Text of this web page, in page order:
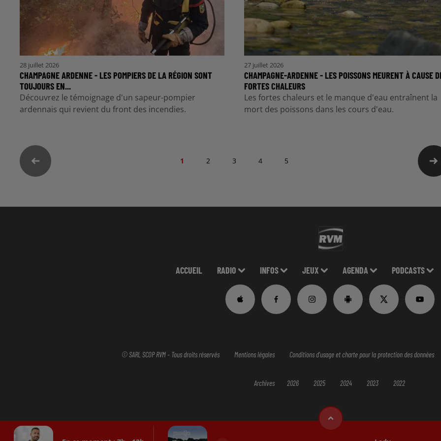
28 juillet 2026
CHAMPAGNE ARDENNE - LES POMPIERS DE LA RÉGION SONT
TOUJOURS EN...
Découvrez le témoignage d'un sapeur-pompier
ardennais qui revient du front des incendies.
27 juillet 2026
CHAMPAGNE-ARDENNE - LES POISSONS MEURENT À CAUSE
FORTES CHALEURS
Les fortes chaleurs et le manque d'eau entraînent la
mort des poissons dans les cours d'eau.
1 2 3 4 5
ACCUEIL RADIO INFOS JEUX AGENDA PODCASTS
© SARL SCOP RVM - Tous droits réservés Mentions légales Conditions d'usage et charte pour la protection des données
Archives 2026 2025 2024 2023 2022